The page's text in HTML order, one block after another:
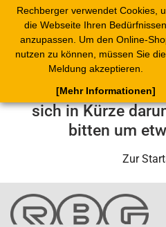
Rechberger verwendet Cookies,
die Webseite Ihren Bedürfnissen
anzupassen. Um den Online-
nutzen zu können, müssen Sie
Meldung akzeptieren.
[Mehr Informationen]
Leider ist ein
aufgetreten. Unser
sich in Kürze
bitten um
Zur